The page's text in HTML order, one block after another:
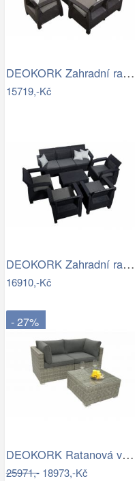
DEOKORK Zahradní ratanová sestava …
15719,-Kč
DEOKORK Zahradní ratanová sestava…
16910,-Kč
- 27%
DEOKORK Ratanová variabilní sestava…
25971,-18973,-Kč